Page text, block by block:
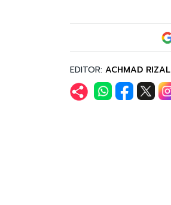
EDITOR: ACHMAD RIZAL